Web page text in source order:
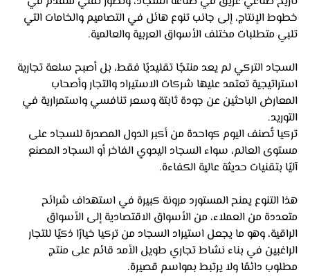
خطوط الإنتاج، إلى جانب تنوع هائل في التصاميم والخامات التي
تلبي متطلبات مختلف الأسواق العربية والعالمية.
السجاد التركي لم يعد منتجًا تقليديًا فقط، بل أصبح سلعة تجارية
استراتيجية تعتمد عليها شركات الاستيراد والتجار وأصحاب
المعارض الباحثين عن جودة ثابتة وسعر تنافسي واستمرارية في
التوريد.
تركيا تُصنف اليوم كواحدة من أكبر الدول المصدرة للسجاد على
مستوى العالم، سواء السجاد اليدوي الفاخر أو السجاد المصنع
آليًا بتقنيات حديثة عالية الكفاءة.
هذا التنوع يمنح المستورد مرونة كبيرة في استهداف شرائح
متعددة من العملاء، من الأسواق الاقتصادية إلى الأسواق
الراقية، وهو ما يجعل استيراد السجاد من تركيا خيارًا ذكيًا للتجار
الراغبين في بناء نشاط تجاري طويل الأمد قائم على منتج
مطلوب دائمًا ولا يرتبط بمواسم قصيرة.